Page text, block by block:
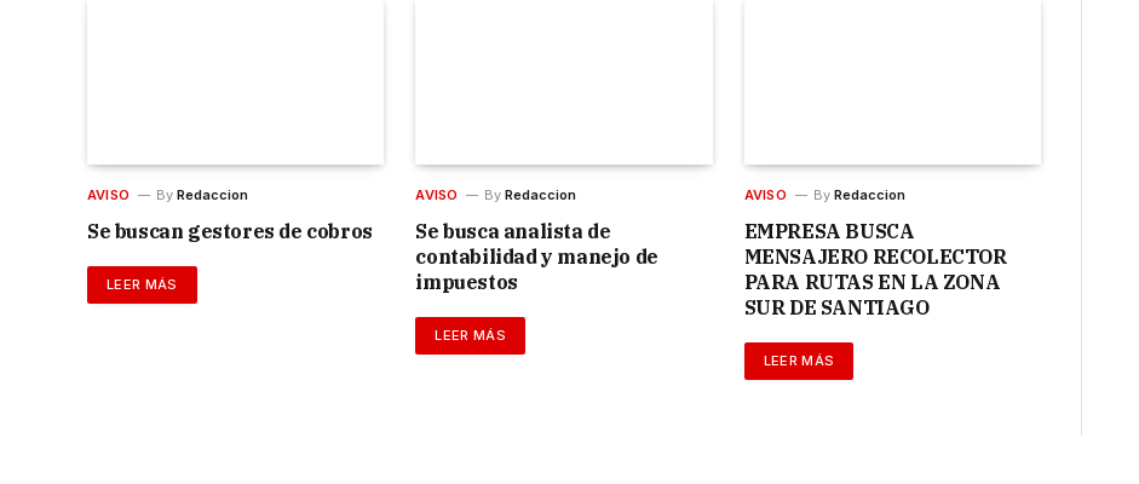
AVISO By Redaccion
Se buscan gestores de cobros
LEER MÁS
AVISO By Redaccion
Se busca analista de
contabilidad y manejo de
impuestos
LEER MÁS
AVISO By Redaccion
EMPRESA BUSCA
MENSAJERO RECOLECTOR
PARA RUTAS EN LA ZONA
SUR DE SANTIAGO
LEER MÁS